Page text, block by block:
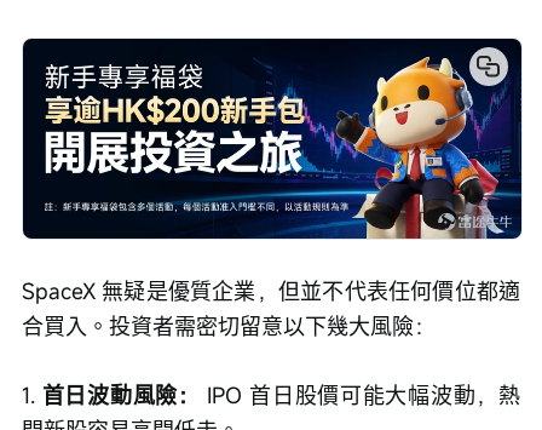
SpaceX 無疑是優質企業，但並不代表任何價位都適
合買入。投資者需密切留意以下幾大風險：
1. 首日波動風險：
IPO 首日股價可能大幅波動，熱